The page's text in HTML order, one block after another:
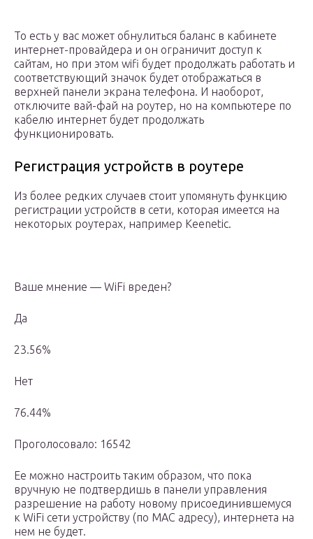
То есть у вас может обнулиться баланс в кабинете
интернет-провайдера и он ограничит доступ к
сайтам, но при этом wifi будет продолжать работать и
соответствующий значок будет отображаться в
верхней панели экрана телефона. И наоборот,
отключите вай-фай на роутер, но на компьютере по
кабелю интернет будет продолжать
функционировать.
Регистрация устройств в роутере
Из более редких случаев стоит упомянуть функцию
регистрации устройств в сети, которая имеется на
некоторых роутерах, например Keenetic.
Ваше мнение — WiFi вреден?
Да
23.56%
Нет
76.44%
Проголосовало: 16542
Ее можно настроить таким образом, что пока
вручную не подтвердишь в панели управления
разрешение на работу новому присоединившемуся
к WiFi сети устройству (по MAC адресу), интернета на
нем не будет.